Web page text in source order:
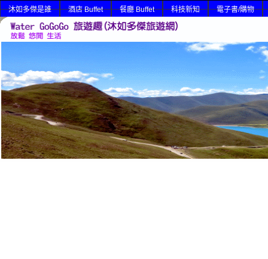
沐如多傑是誰 酒店 Buffet 餐廳 Buffet 科技新知 電子書/購物